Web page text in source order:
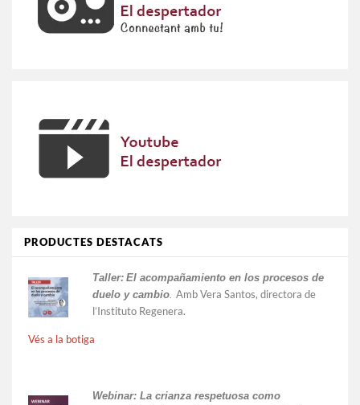
PRODUCTES DESTACATS
Taller: El acompañamiento en los procesos de
duelo y cambio. Amb Vera Santos, directora de
l’Instituto Regenera.
Vés a la botiga
Webinar: La crianza respetuosa como